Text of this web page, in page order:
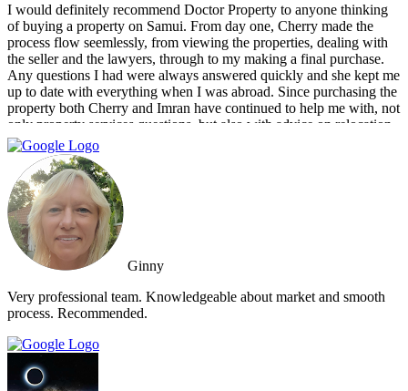
I would definitely recommend Doctor Property to anyone thinking
of buying a property on Samui. From day one, Cherry made the
process flow seemlessly, from viewing the properties, dealing with
the seller and the lawyers, through to my making a final purchase.
Any questions I had were always answered quickly and she kept me
up to date with everything when I was abroad. Since purchasing the
property both Cherry and Imran have continued to help me with, not
only property services questions, but also with advice on relocation
information. You always feel welcome and they'll always make time
for you.
Ginny
Very professional team. Knowledgeable about market and smooth
process. Recommended.